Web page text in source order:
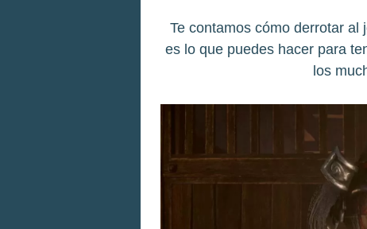
Te contamos cómo derrotar al
es lo que puedes hacer para
los